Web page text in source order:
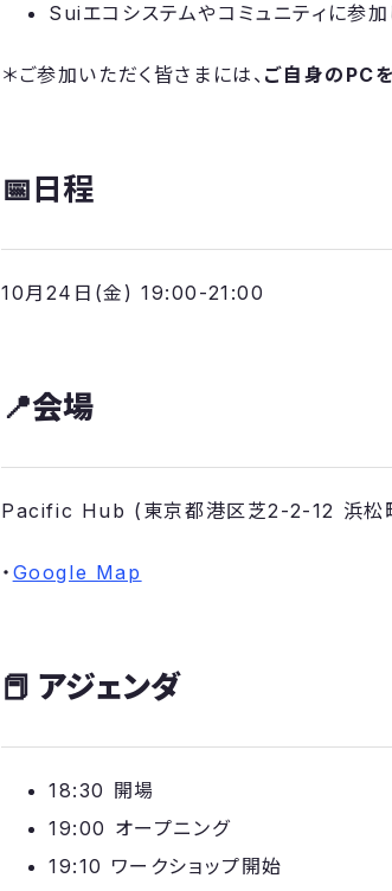
​​Suiエコシステムやコミュニティに参
​​＊ご参加いただく皆さまには、 ご自身のPC
📅日程
​10月24日(金) 19:00-21:00
📍会場
​Pacific Hub (東京都港区芝2-2-12 浜松
​・ Google Map
​​📕 アジェンダ
​18:30 開場
​19:00 オープニング
​19:10 ワークショップ開始